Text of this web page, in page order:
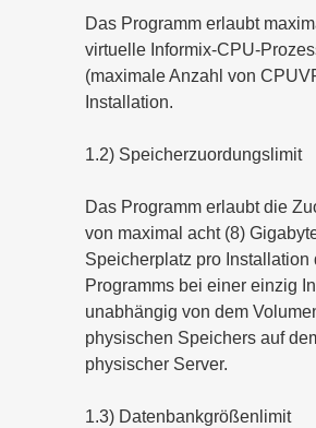
Das Programm erlaubt
virtuelle Informix-CPU-
(maximale Anzahl von
Installation.
1.2) Speicherzuordungslimit
Das Programm erlaubt die
von maximal acht (8)
Speicherplatz pro Installation
Programms bei einer einzig
unabhängig von dem
physischen Speichers auf
physischer Server.
1.3) Datenbankgrößenlimit